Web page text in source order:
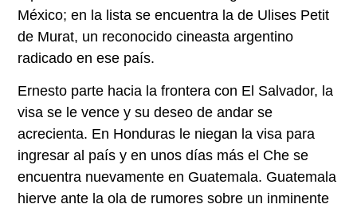
México; en la lista se encuentra la de Ulises Petit
de Murat, un reconocido cineasta argentino
radicado en ese país.
Ernesto parte hacia la frontera con El Salvador, la
visa se le vence y su deseo de andar se
acrecienta. En Honduras le niegan la visa para
ingresar al país y en unos días más el Che se
encuentra nuevamente en Guatemala. Guatemala
hierve ante la ola de rumores sobre un inminente